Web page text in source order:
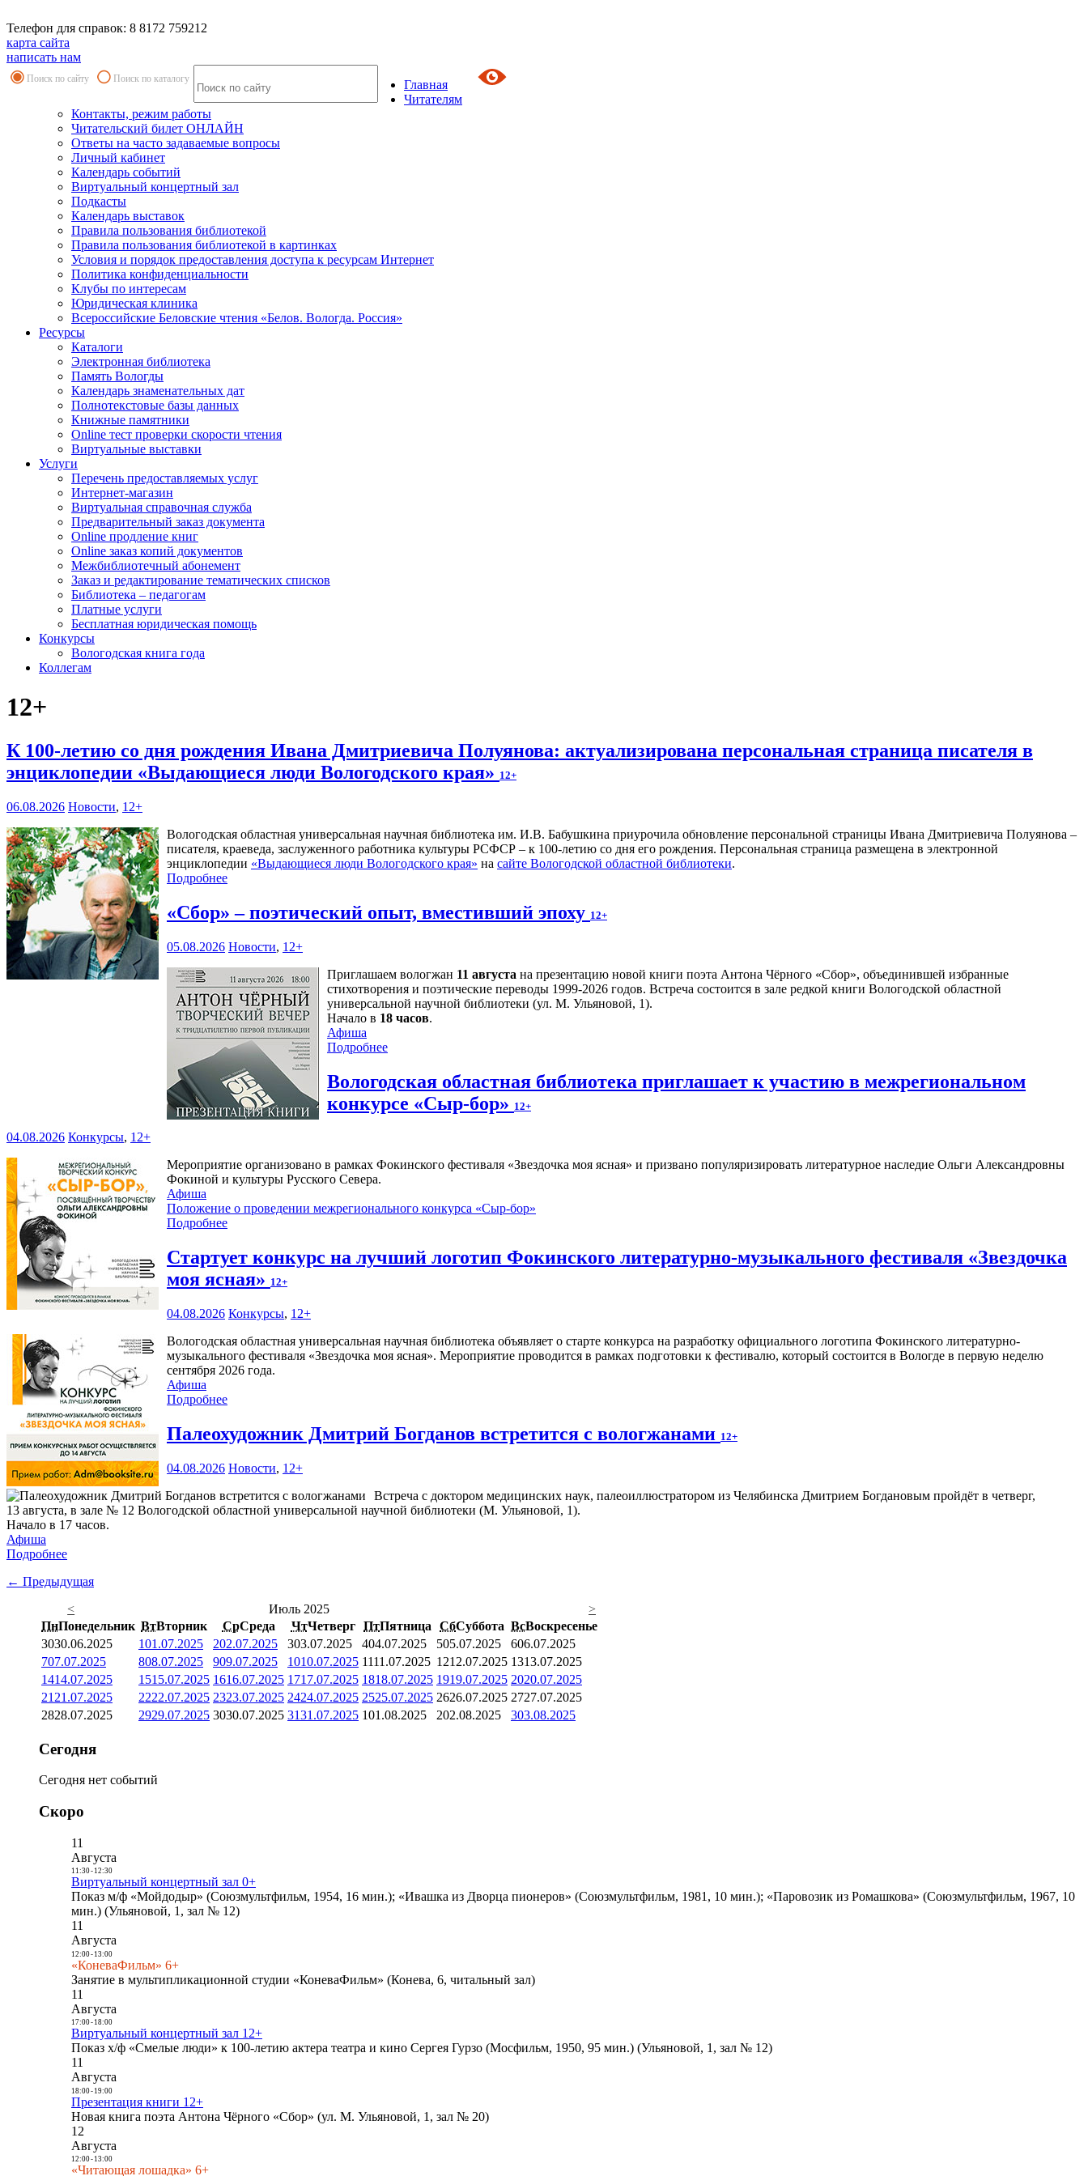
Телефон для справок: 8 8172 759212
карта сайта
написать нам
Поиск по сайту Поиск по каталогу
Главная
Читателям
Контакты, режим работы
Читательский билет ОНЛАЙН
Ответы на часто задаваемые вопросы
Личный кабинет
Календарь событий
Виртуальный концертный зал
Подкасты
Календарь выставок
Правила пользования библиотекой
Правила пользования библиотекой в картинках
Условия и порядок предоставления доступа к ресурсам Интернет
Политика конфиденциальности
Клубы по интересам
Юридическая клиника
Всероссийские Беловские чтения «Белов. Вологда. Россия»
Ресурсы
Каталоги
Электронная библиотека
Память Вологды
Календарь знаменательных дат
Полнотекстовые базы данных
Книжные памятники
Online тест проверки скорости чтения
Виртуальные выставки
Услуги
Перечень предоставляемых услуг
Интернет-магазин
Виртуальная справочная служба
Предварительный заказ документа
Online продление книг
Online заказ копий документов
Межбиблиотечный абонемент
Заказ и редактирование тематических списков
Библиотека – педагогам
Платные услуги
Бесплатная юридическая помощь
Конкурсы
Вологодская книга года
Коллегам
12+
К 100-летию со дня рождения Ивана Дмитриевича Полуянова: актуализирована персональная страница писателя в
энциклопедии «Выдающиеся люди Вологодского края» 12+
06.08.2026 Новости, 12+
Вологодская областная универсальная научная библиотека им. И.В. Бабушкина приурочила обновление персональной страницы Ивана Дмитриевича Полуянова –
писателя, краеведа, заслуженного работника культуры РСФСР – к 100‑летию со дня его рождения. Персональная страница размещена в электронной
энциклопедии «Выдающиеся люди Вологодского края» на сайте Вологодской областной библиотеки.
Подробнее
«Сбор» – поэтический опыт, вместивший эпоху 12+
05.08.2026 Новости, 12+
Приглашаем вологжан 11 августа на презентацию новой книги поэта Антона Чёрного «Сбор», объединившей избранные
стихотворения и поэтические переводы 1999-2026 годов. Встреча состоится в зале редкой книги Вологодской областной
универсальной научной библиотеки (ул. М. Ульяновой, 1).
Начало в 18 часов.
Афиша
Подробнее
Вологодская областная библиотека приглашает к участию в межрегиональном
конкурсе «Сыр-бор» 12+
04.08.2026 Конкурсы, 12+
Мероприятие организовано в рамках Фокинского фестиваля «Звездочка моя ясная» и призвано популяризировать литературное наследие Ольги Александровны
Фокиной и культуры Русского Севера.
Афиша
Положение о проведении межрегионального конкурса «Сыр-бор»
Подробнее
Стартует конкурс на лучший логотип Фокинского литературно-музыкального фестиваля «Звездочка
моя ясная» 12+
04.08.2026 Конкурсы, 12+
Вологодская областная универсальная научная библиотека объявляет о старте конкурса на разработку официального логотипа Фокинского литературно-
музыкального фестиваля «Звездочка моя ясная». Мероприятие проводится в рамках подготовки к фестивалю, который состоится в Вологде в первую неделю
сентября 2026 года.
Афиша
Подробнее
Палеохудожник Дмитрий Богданов встретится с вологжанами 12+
04.08.2026 Новости, 12+
Встреча с доктором медицинских наук, палеоиллюстратором из Челябинска Дмитрием Богдановым пройдёт в четверг,
13 августа, в зале № 12 Вологодской областной универсальной научной библиотеки (М. Ульяновой, 1).
Начало в 17 часов.
Афиша
Подробнее
← Предыдущая
<
Июль 2025
>
ПнПонедельник ВтВторник СрСреда ЧтЧетверг ПтПятница СбСуббота ВсВоскресенье
3030.06.2025 101.07.2025 202.07.2025 303.07.2025 404.07.2025 505.07.2025 606.07.2025
707.07.2025 808.07.2025 909.07.2025 1010.07.2025 1111.07.2025 1212.07.2025 1313.07.2025
1414.07.2025 1515.07.2025 1616.07.2025 1717.07.2025 1818.07.2025 1919.07.2025 2020.07.2025
21 21.07.2025 2222.07.2025 2323.07.2025 2424.07.2025 2525.07.2025 2626.07.2025 2727.07.2025
2828.07.2025 2929.07.2025 3030.07.2025 3131.07.2025 101.08.2025 202.08.2025 303.08.2025
Сегодня
Сегодня нет событий
Скоро
11
Августа
11:30- 12:30
Виртуальный концертный зал 0+
Показ м/ф «Мойдодыр» (Союзмультфильм, 1954, 16 мин.); «Ивашка из Дворца пионеров» (Союзмультфильм, 1981, 10 мин.); «Паровозик из Ромашкова» (Союзмультфильм, 1967, 10
мин.) (Ульяновой, 1, зал № 12)
11
Августа
12:00- 13:00
«КоневаФильм» 6+
Занятие в мультипликационной студии «КоневаФильм» (Конева, 6, читальный зал)
11
Августа
17:00- 18:00
Виртуальный концертный зал 12+
Показ х/ф «Смелые люди» к 100-летию актера театра и кино Сергея Гурзо (Мосфильм, 1950, 95 мин.) (Ульяновой, 1, зал № 12)
11
Августа
18:00- 19:00
Презентация книги 12+
Новая книга поэта Антона Чёрного «Сбор» (ул. М. Ульяновой, 1, зал № 20)
12
Августа
12:00- 13:00
«Читающая лошадка» 6+